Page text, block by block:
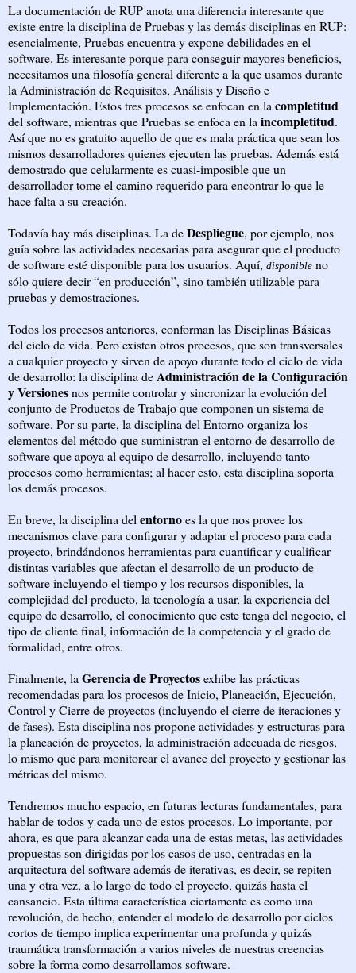
La documentación de RUP anota una diferencia interesante que
existe entre la disciplina de Pruebas y las demás disciplinas en RUP:
esencialmente, Pruebas encuentra y expone debilidades en el
software. Es interesante porque para conseguir mayores beneficios,
necesitamos una filosofía general diferente a la que usamos durante
la Administración de Requisitos, Análisis y Diseño e
Implementación. Estos tres procesos se enfocan en la completitud
del software, mientras que Pruebas se enfoca en la incompletitud.
Así que no es gratuito aquello de que es mala práctica que sean los
mismos desarrolladores quienes ejecuten las pruebas. Además está
demostrado que celularmente es cuasi-imposible que un
desarrollador tome el camino requerido para encontrar lo que le
hace falta a su creación.
Todavía hay más disciplinas. La deDespliegue, por ejemplo, nos
guía sobre las actividades necesarias para asegurar que el producto
de software esté disponible para los usuarios. Aquí, disponible no
sólo quiere decir “en producción”, sino también utilizable para
pruebas y demostraciones.
Todos los procesos anteriores, conforman las Disciplinas Básicas
del ciclo de vida. Pero existen otros procesos, que son transversales
a cualquier proyecto y sirven de apoyo durante todo el ciclo de vida
de desarrollo: la disciplina deAdministración de la Configuración
y Versionesnos permite controlar y sincronizar la evolución del
conjunto de Productos de Trabajo que componen un sistema de
software. Por su parte, la disciplina del Entorno organiza los
elementos del método que suministran el entorno de desarrollo de
software que apoya al equipo de desarrollo, incluyendo tanto
procesos como herramientas; al hacer esto, esta disciplina soporta
los demás procesos.
En breve, la disciplina del entornoes la que nos provee los
mecanismos clave para configurar y adaptar el proceso para cada
proyecto, brindándonos herramientas para cuantificar y cualificar
distintas variables que afectan el desarrollo de un producto de
software incluyendo el tiempo y los recursos disponibles, la
complejidad del producto, la tecnología a usar, la experiencia del
equipo de desarrollo, el conocimiento que este tenga del negocio, el
tipo de cliente final, información de la competencia y el grado de
formalidad, entre otros.
Finalmente, la Gerencia de Proyectosexhibe las prácticas
recomendadas para los procesos de Inicio, Planeación, Ejecución,
Control y Cierre de proyectos (incluyendo el cierre de iteraciones y
de fases). Esta disciplina nos propone actividades y estructuras para
la planeación de proyectos, la administración adecuada de riesgos,
lo mismo que para monitorear el avance del proyecto y gestionar las
métricas del mismo.
Tendremos mucho espacio, en futuras lecturas fundamentales, para
hablar de todos y cada uno de estos procesos. Lo importante, por
ahora, es que para alcanzar cada una de estas metas, las actividades
propuestas son dirigidas por los casos de uso, centradas en la
arquitectura del software además de iterativas, es decir, se repiten
una y otra vez, a lo largo de todo el proyecto, quizás hasta el
cansancio. Esta última característica ciertamente es como una
revolución, de hecho, entender el modelo de desarrollo por ciclos
cortos de tiempo implica experimentar una profunda y quizás
traumática transformación a varios niveles de nuestras creencias
sobre la forma como desarrollamos software.